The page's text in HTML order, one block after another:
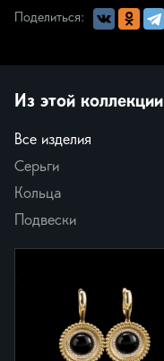
Поделиться:
Из этой коллекции
Все изделия
Серьги
Кольца
Подвески